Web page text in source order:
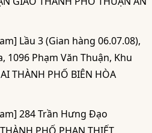
Lầu 3 (Gian hàng 06.07.08),
1096 Phạm Văn Thuận, Khu
THÀNH PHỐ BIÊN HÒA
284 Trần Hưng Đạo